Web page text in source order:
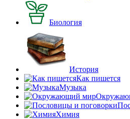
Биология
История
Как пишется
Музыка
Химия